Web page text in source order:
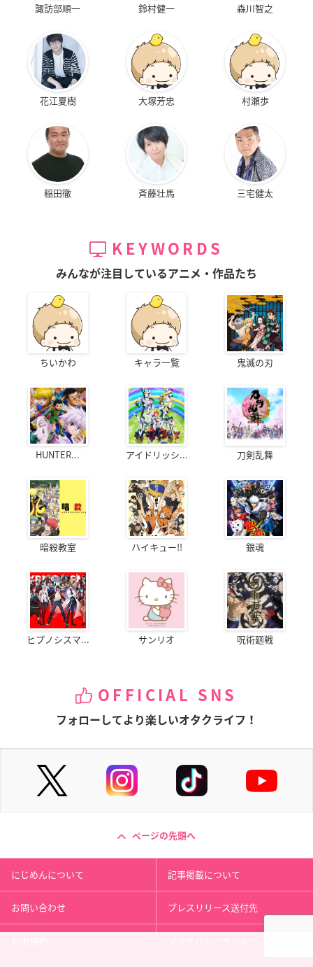
諏訪部順一 鈴村健一 森川智之
花江夏樹 大塚芳忠 村瀬歩
稲田徹 斉藤壮馬 三宅健太
KEYWORDS
みんなが注目しているアニメ・作品たち
ちいかわ キャラ一覧 鬼滅の刃
HUNTER... アイドリッシ... 刀剣乱舞
暗殺教室 ハイキュー!! 銀魂
ヒプノシスマ... サンリオ 呪術廻戦
OFFICIAL SNS
フォローしてより楽しいオタクライフ！
ページの先頭へ
にじめんについて 記事掲載について
お問い合わせ プレスリリース送付先